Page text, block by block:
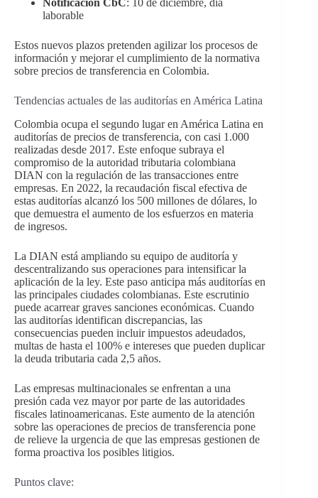
laborable
Estos nuevos plazos pretenden agilizar los procesos de
información y mejorar el cumplimiento de la normativa
sobre precios de transferencia en Colombia.
Tendencias actuales de las auditorías en América Latina
Colombia ocupa el segundo lugar en América Latina en
auditorías de precios de transferencia, con casi 1.000
realizadas desde 2017. Este enfoque subraya el
compromiso de la autoridad tributaria colombiana
DIAN con la regulación de las transacciones entre
empresas. En 2022, la recaudación fiscal efectiva de
estas auditorías alcanzó los 500 millones de dólares, lo
que demuestra el aumento de los esfuerzos en materia
de ingresos.
La DIAN está ampliando su equipo de auditoría y
descentralizando sus operaciones para intensificar la
aplicación de la ley. Este paso anticipa más auditorías en
las principales ciudades colombianas. Este escrutinio
puede acarrear graves sanciones económicas. Cuando
las auditorías identifican discrepancias, las
consecuencias pueden incluir impuestos adeudados,
multas de hasta el 100% e intereses que pueden duplicar
la deuda tributaria cada 2,5 años.
Las empresas multinacionales se enfrentan a una
presión cada vez mayor por parte de las autoridades
fiscales latinoamericanas. Este aumento de la atención
sobre las operaciones de precios de transferencia pone
de relieve la urgencia de que las empresas gestionen de
forma proactiva los posibles litigios.
Puntos clave: